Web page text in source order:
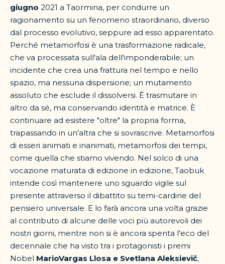
giugno 2021 a Taormina, per condurre un
ragionamento su un fenomeno straordinario, diverso
dal processo evolutivo, seppure ad esso apparentato.
Perché metamorfosi è una trasformazione radicale,
che va processata sull'ala dell'imponderabile; un
incidente che crea una frattura nel tempo e nello
spazio, ma nessuna dispersione; un mutamento
assoluto che esclude il dissolversi. È trasmutare in
altro da sé, ma conservando identità e matrice. È
continuare ad esistere "oltre" la propria forma,
trapassando in un'altra che si sovrascrive. Metamorfosi
di esseri animati e inanimati, metamorfosi dei tempi,
come quella che stiamo vivendo. Nel solco di una
vocazione maturata di edizione in edizione, Taobuk
intende così mantenere uno sguardo vigile sul
presente attraverso il dibattito su temi-cardine del
pensiero universale. E lo farà ancora una volta grazie
al contributo di alcune delle voci più autorevoli dei
nostri giorni, mentre non si è ancora spenta l'eco del
decennale che ha visto tra i protagonisti i premi
Nobel MarioVargas Llosa e Svetlana Aleksievič,